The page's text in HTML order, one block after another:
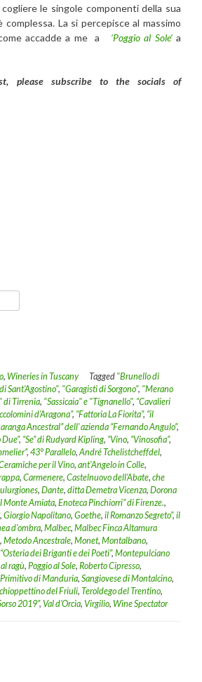
le singole componenti della sua
La si percepisce al massimo
accadde a me a ‘Poggio al Sole’a
please subscribe to the socials of
, Wineries in Tuscany Tagged "Brunello di
Sant’Agostino", "Garagisti di Sorgono", "Merano
di Tirrenia, "Sassicaia" e "Tignanello", “Cavalieri
d’Aragona”, “Fattoria La Fiorita”, “il
Ancestral” dell’ azienda “Fernando Angulo”,
Due”, “Se” di Rudyard Kipling, “Vino, “Vinosofia”,
, 43° Parallelo, André Tchelistcheffdel,
per il Vino, ant'Angelo in Colle,
, Carmenere, Castelnuovo dell’Abate, che
, Dante, ditta Demetra Vicenza, Dorona
Monte Amiata, Enoteca Pinchiorri” di Firenze.,
, Giorgio Napolitano, Goethe, il Romanzo Segreto”, il
d'ombra, Malbec, Malbec Finca Altamura
, Metodo Ancestrale, Monet, Montalbano,
dei Briganti e dei Poeti”, Montepulciano
ragù, Poggio al Sole, Roberto Cipresso,
Primitivo di Manduria, Sangiovese di Montalcino,
del Friuli, Teroldego del Trentino,
2019”, Val d’Orcia, Virgilio, Wine Spectator